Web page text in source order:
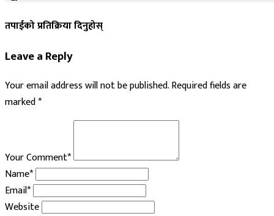
तपाईको प्रतिक्रिया दिनुहोस्
Leave a Reply
Your email address will not be published.Required fields are
marked*
Your Comment*
Name*
Email*
Website